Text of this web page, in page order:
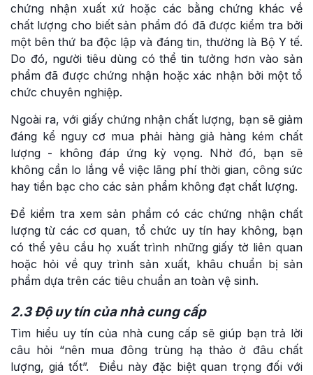
chứng nhận xuất xứ hoặc các bằng chứng khác về
chất lượng cho biết sản phẩm đó đã được kiểm tra bởi
một bên thứ ba độc lập và đáng tin, thường là Bộ Y tế.
Do đó, người tiêu dùng có thể tin tưởng hơn vào sản
phẩm đã được chứng nhận hoặc xác nhận bởi một tổ
chức chuyên nghiệp.
Ngoài ra, với giấy chứng nhận chất lượng, bạn sẽ giảm
đáng kể nguy cơ mua phải hàng giả hàng kém chất
lượng - không đáp ứng kỳ vọng. Nhờ đó, bạn sẽ
không cần lo lắng về việc lãng phí thời gian, công sức
hay tiền bạc cho các sản phẩm không đạt chất lượng.
Để kiểm tra xem sản phẩm có các chứng nhận chất
lượng từ các cơ quan, tổ chức uy tín hay không, bạn
có thể yêu cầu họ xuất trình những giấy tờ liên quan
hoặc hỏi về quy trình sản xuất, khâu chuẩn bị sản
phẩm dựa trên các tiêu chuẩn an toàn vệ sinh.
2.3 Độ uy tín của nhà cung cấp
Tìm hiểu uy tín của nhà cung cấp sẽ giúp bạn trả lời
câu hỏi “nên mua đông trùng hạ thảo ở đâu chất
lượng, giá tốt”. Điều này đặc biệt quan trọng đối với